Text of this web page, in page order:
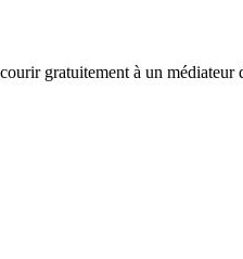
gratuitement à un